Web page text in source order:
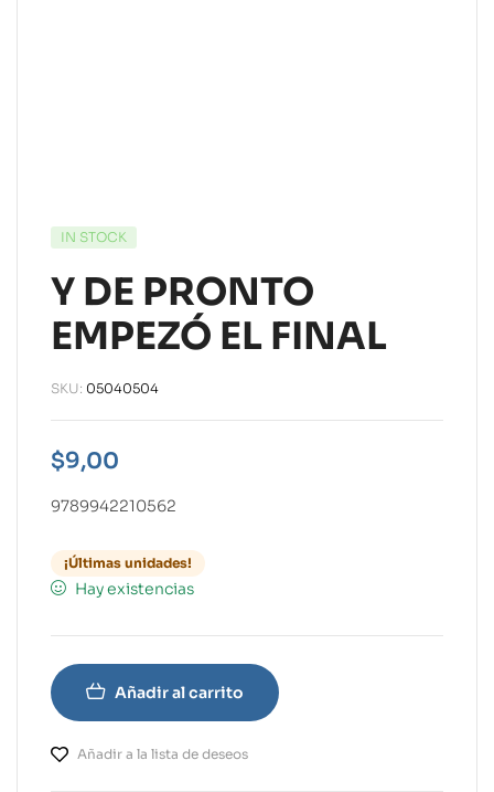
IN STOCK
Y DE PRONTO
EMPEZÓ EL FINAL
SKU: 05040504
$9,00
9789942210562
¡Últimas unidades!
Hay existencias
Añadir al carrito
Añadir a la lista de deseos